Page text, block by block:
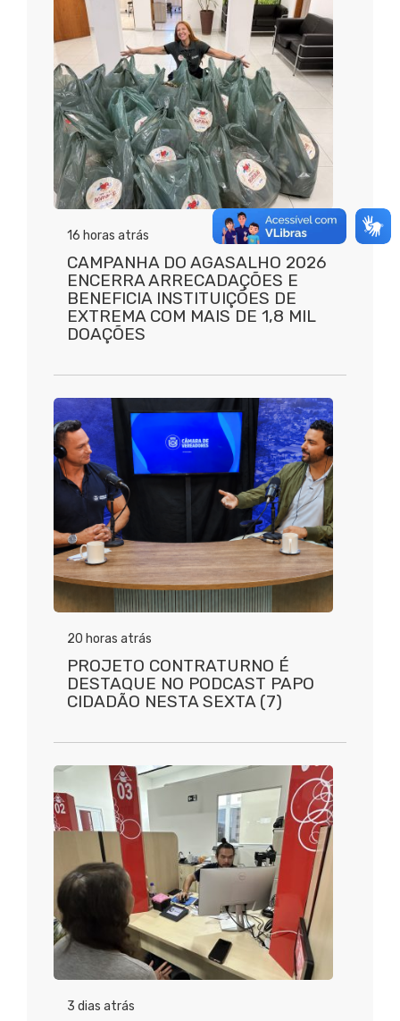
16 horas atrás
CAMPANHA DO AGASALHO 2026
ENCERRA ARRECADAÇÕES E
BENEFICIA INSTITUIÇÕES DE
EXTREMA COM MAIS DE 1,8 MIL
DOAÇÕES
20 horas atrás
PROJETO CONTRATURNO É
DESTAQUE NO PODCAST PAPO
CIDADÃO NESTA SEXTA (7)
3 dias atrás